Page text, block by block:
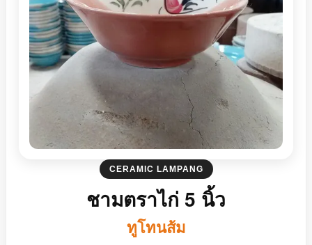
CERAMIC LAMPANG
ชามตราไก่ 5 นิ้ว
ทูโทนส้ม